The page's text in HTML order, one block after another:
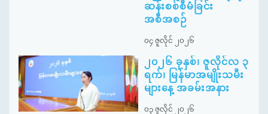
ဆန်းစစ်စီမံခြင်း
အစီအစဉ်
၀၄ ဇူလိုင် ၂၀၂၆
၂၀၂၆ ခုနှစ်၊ ဇူလိုင်လ ၃
ရက်၊ မြန်မာအမျိုးသမီး
များနေ့ အခမ်းအနား
၀၃ ဇူလိုင် ၂၀၂၆